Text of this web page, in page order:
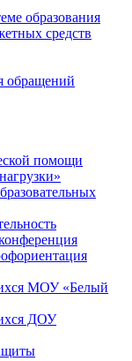
образования
средств
обращений
помощи
МОУ «Белый
ДОУ